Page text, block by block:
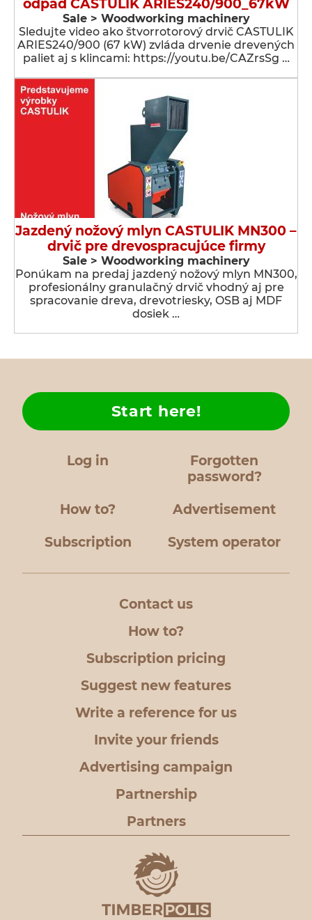
odpad CASTULIK ARIES240/900_67kW
Sale > Woodworking machinery
Sledujte video ako štvorrotorový drvič CASTULIK
ARIES240/900 (67 kW) zvláda drvenie drevených
paliet aj s klincami: https://youtu.be/CAZrsSg …
Jazdený nožový mlyn CASTULIK MN300 –
drvič pre drevospracujúce firmy
Sale > Woodworking machinery
Ponúkam na predaj jazdený nožový mlyn MN300,
profesionálny granulačný drvič vhodný aj pre
spracovanie dreva, drevotriesky, OSB aj MDF
dosiek …
Log in
Forgotten
password?
How to?
Start here!
Advertisement
Subscription System operator
Contact us
How to?
Subscription pricing
Suggest new features
Write a reference for us
Invite your friends
Advertising campaign
Partnership
Partners